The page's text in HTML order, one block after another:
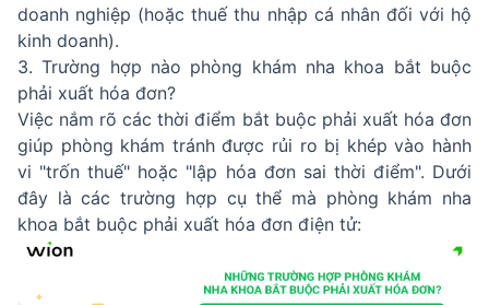
doanh nghiệp (hoặc thuế thu nhập cá nhân đối với hộ
kinh doanh).
3. Trường hợp nào phòng khám nha khoa bắt buộc
phải xuất hóa đơn?
Việc nắm rõ các thời điểm bắt buộc phải xuất hóa đơn
giúp phòng khám tránh được rủi ro bị khép vào hành
vi "trốn thuế" hoặc "lập hóa đơn sai thời điểm". Dưới
đây là các trường hợp cụ thể mà phòng khám nha
khoa bắt buộc phải xuất hóa đơn điện tử: